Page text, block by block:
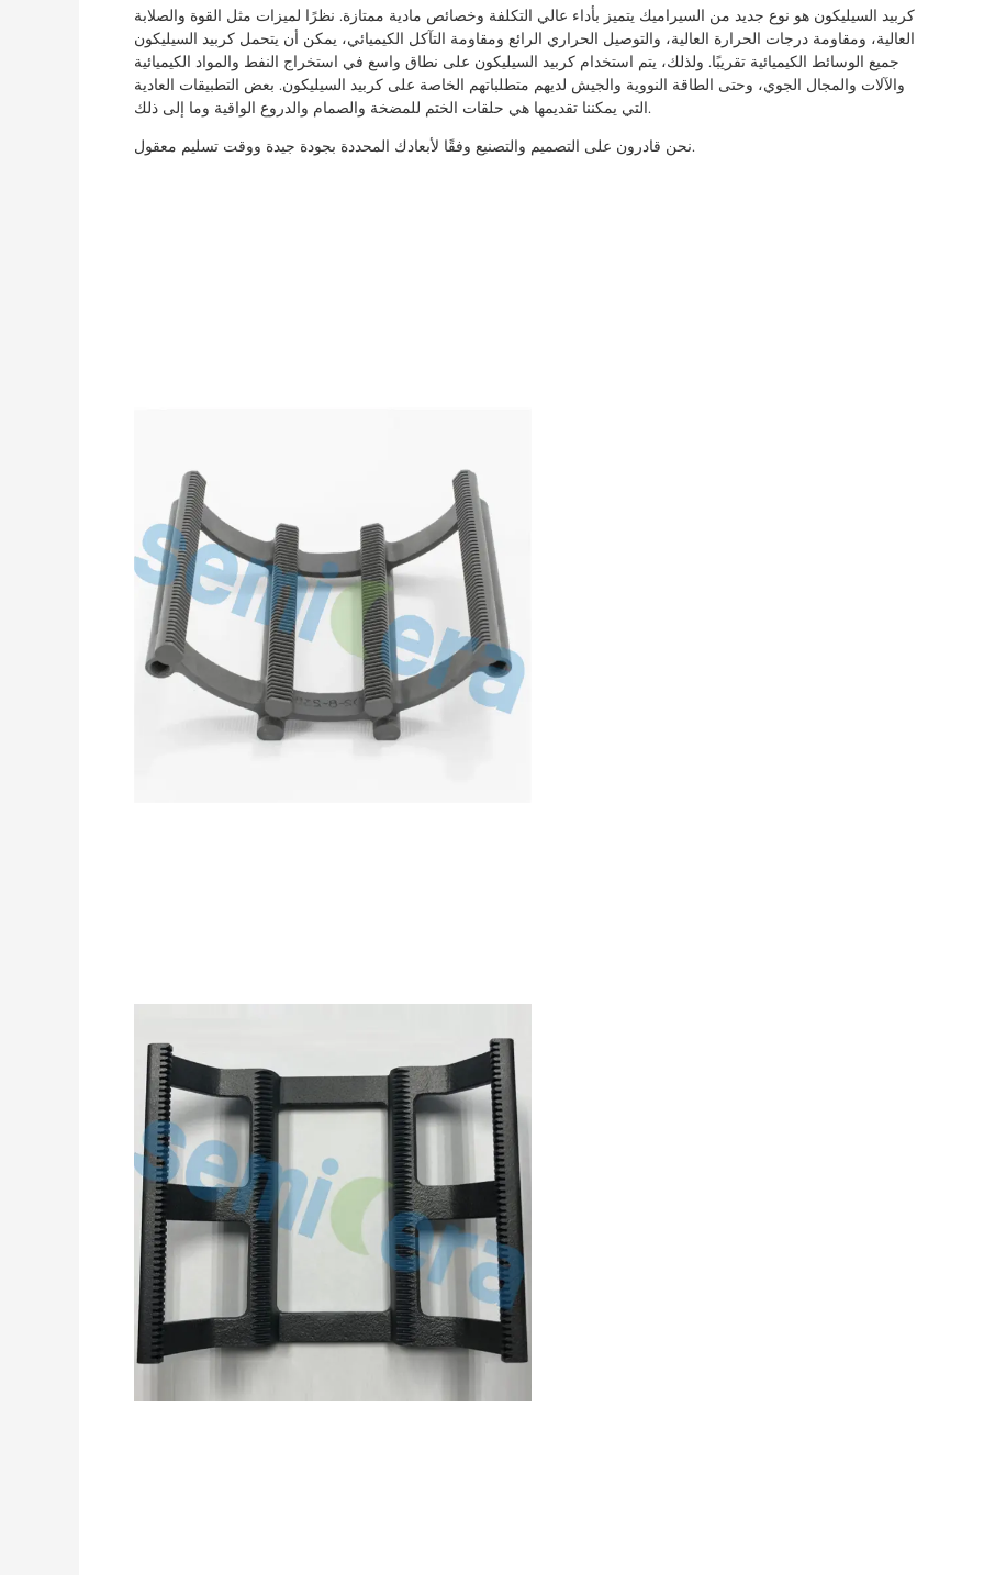
كربيد السيليكون هو نوع جديد من السيراميك يتميز بأداء عالي التكلفة وخصائص مادية ممتازة. نظرًا لميزات مثل القوة والصلابة
العالية، ومقاومة درجات الحرارة العالية، والتوصيل الحراري الرائع ومقاومة التآكل الكيميائي، يمكن أن يتحمل كربيد السيليكون
جميع الوسائط الكيميائية تقريبًا. ولذلك، يتم استخدام كربيد السيليكون على نطاق واسع في استخراج النفط والمواد الكيميائية
والآلات والمجال الجوي، وحتى الطاقة النووية والجيش لديهم متطلباتهم الخاصة على كربيد السيليكون. بعض التطبيقات العادية
التي يمكننا تقديمها هي حلقات الختم للمضخة والصمام والدروع الواقية وما إلى ذلك.
نحن قادرون على التصميم والتصنيع وفقًا لأبعادك المحددة بجودة جيدة ووقت تسليم معقول.